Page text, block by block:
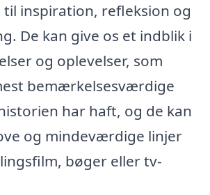
inspiration, refleksion og
De kan give os et indblik i
og oplevelser, som
bemærkelsesværdige
har haft, og de kan
og mindeværdige linjer
bøger eller tv-